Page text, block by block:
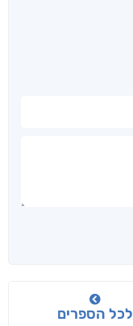
לכל הספרים